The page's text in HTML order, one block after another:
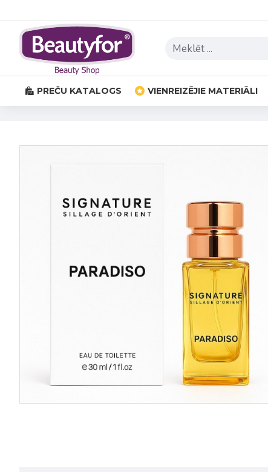
PREČU KATALOGS VIENREIZĒJIE MATERIĀLI
Jade tualetes ūdens sievietei un
Signature by Sillage d'Orient
Onyx tualetes ūdens
vīrietim 30ml
19,99€